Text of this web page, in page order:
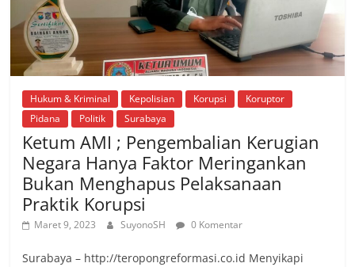
Hukum & Kriminal Kepolisian Korupsi
Koruptor
Pidana
Politik Surabaya
Ketum AMI ; Pengembalian Kerugian
Negara Hanya Faktor Meringankan
Bukan Menghapus Pelaksanaan
Praktik Korupsi
Maret 9, 2023 SuyonoSH 0 Komentar
Surabaya – http://teropongreformasi.co.id Menyikapi